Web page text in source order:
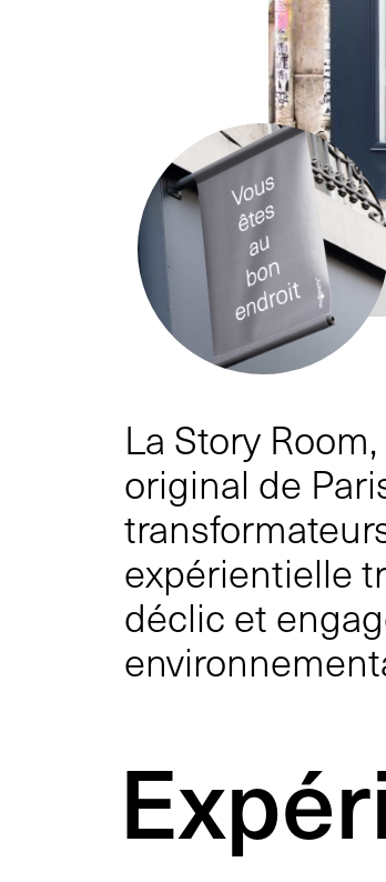
La Story
original de
expérientielle
déclic et